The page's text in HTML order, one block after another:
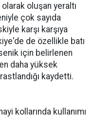
oluşan yeraltı
çok sayıda
karşı karşıya
de özellikle batı
için belirlenen
daha yüksek
kaydetti.
kollarında kullanımı